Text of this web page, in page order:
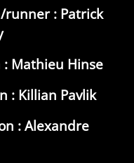
: Patrick
Mathieu Hinse
: Killian Pavlik
: Alexandre